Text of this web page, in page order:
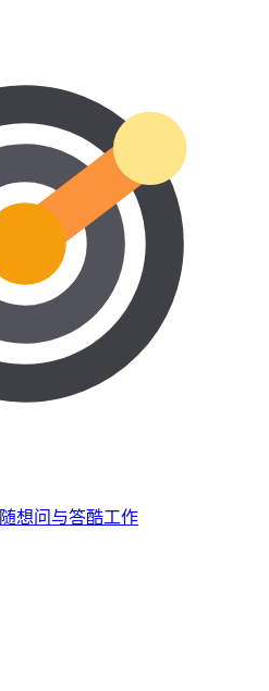
随想问与答酷工作